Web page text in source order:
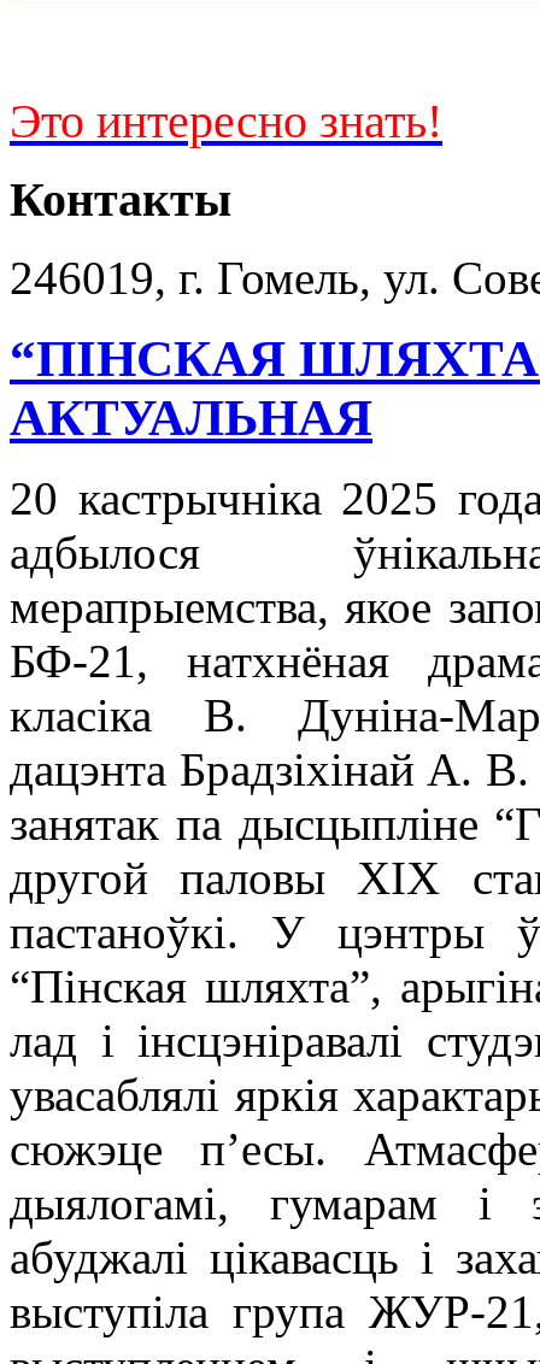
Это интересно знать!
Контакты
246019, г. Гомель, ул.
“ПІНСКАЯ
АКТУАЛЬНАЯ
20 кастрычніка 2025
адбылося
мерапрыемства, якое
БФ-21, натхнёная
класіка В. Дуніна-
дацэнта Брадзіхінай А.
занятак па дысцыпліне
другой паловы ХІХ
пастаноўкі. У цэнтры
“Пінская шляхта”,
лад і інсцэніравалі
увасаблялі яркія
сюжэце п’есы.
дыялогамі, гумарам і
абуджалі цікавасць і
выступіла група ЖУР-